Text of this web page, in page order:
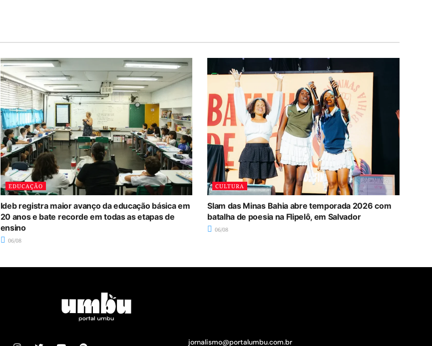
EDUCAÇÃO
Ideb registra maior avanço da educação básica em
20 anos e bate recorde em todas as etapas de
ensino
06/08
CULTURA
Slam das Minas Bahia abre temporada 2026 com
batalha de poesia na Flipelô, em Salvador
06/08
jornalismo@portalumbu.com.br